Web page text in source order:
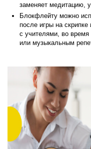
заменяет медитацию,
Блокфлейту можно
после игры на
с учителями, во время
или музыкальным